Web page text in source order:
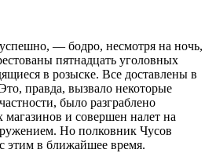
— бодро, несмотря на ночь,
пятнадцать уголовных
в розыске. Все доставлены в
правда, вызвало некоторые
было разграблено
магазинов и совершен налет на
Но полковник Чусов
с этим в ближайшее время.